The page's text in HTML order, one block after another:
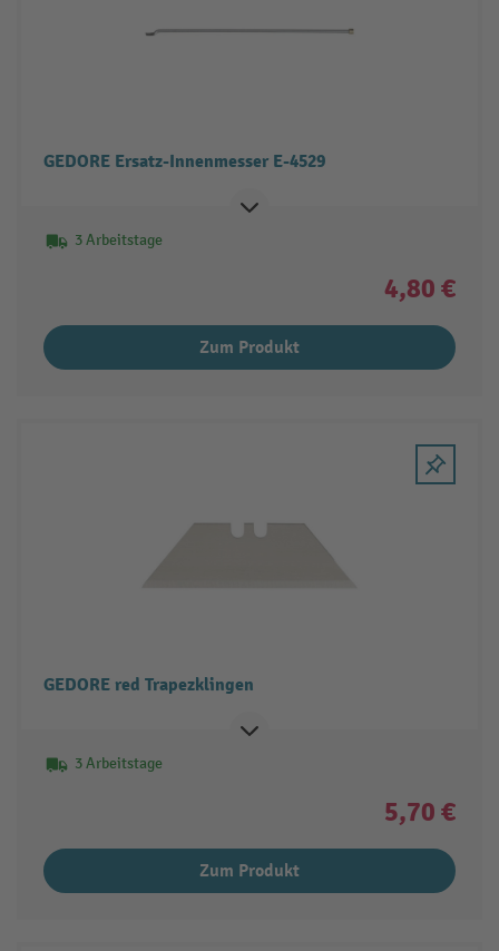
GEDORE Ersatz-Innenmesser E-4529
3 Arbeitstage
4,80 €
Zum Produkt
GEDORE red Trapezklingen
3 Arbeitstage
5,70 €
Zum Produkt